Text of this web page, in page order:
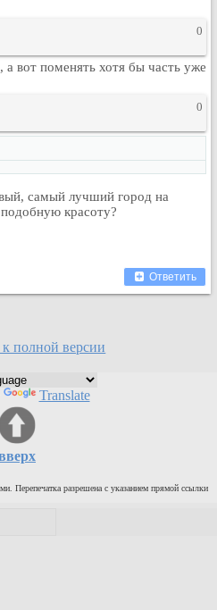
0
а вот поменять хотя бы часть уже
0
самый лучший город на
красоту?
Ответить
полной версии
Translate
Перепечатка разрешена с указанием прямой ссылки